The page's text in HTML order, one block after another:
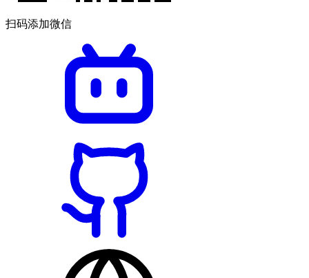
扫码添加微信